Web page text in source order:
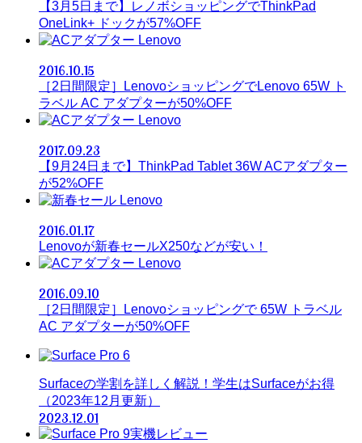
【3月5日まで】レノボショッピングでThinkPad
OneLink+ ドックが57%OFF
Lenovo
2016.10.15
［2日間限定］LenovoショッピングでLenovo 65W ト
ラベル AC アダプターが50%OFF
Lenovo
2017.09.23
【9月24日まで】ThinkPad Tablet 36W ACアダプター
が52%OFF
Lenovo
2016.01.17
Lenovoが新春セールX250などが安い！
Lenovo
2016.09.10
［2日間限定］Lenovoショッピングで 65W トラベル
AC アダプターが50%OFF
Surfaceの学割を詳しく解説！学生はSurfaceがお得
（2023年12月更新）
2023.12.01